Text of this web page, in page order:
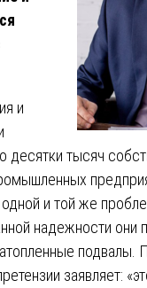
и
тысяч
и той же
надежности они
подвалы.
заявляет: